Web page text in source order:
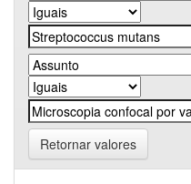
Retornar valores